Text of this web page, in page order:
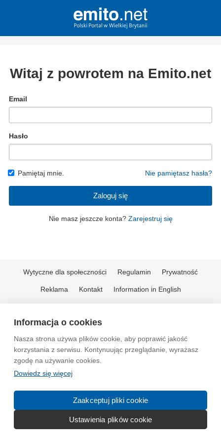
Informacja o cookies
Nasza strona używa plików cookie, aby poprawić jakość
korzystania z serwisu. Kontynuując przeglądanie, wyrażasz
zgodę na używanie cookies.
Dowiedz się więcej
Zaakceptuj pliki cookie
Ustawienia plików cookie
Witaj z powrotem na Emito.net
Email
Hasło
Pamiętaj mnie. Nie pamiętasz hasła?
Zaloguj się
Nie masz jeszcze konta? Zarejestruj się
Wytyczne dla społeczności Regulamin Prywatność
Reklama Kontakt Information in English